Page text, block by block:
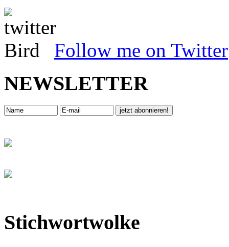
Follow me on Twitter
NEWSLETTER
Stichwortwolke